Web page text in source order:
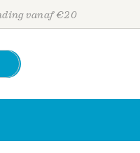
vanaf €20
Personen